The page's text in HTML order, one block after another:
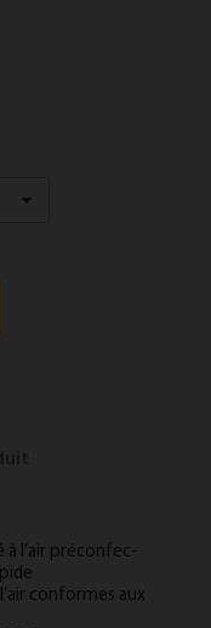
à l’air pré­con­fec­
con­formes aux